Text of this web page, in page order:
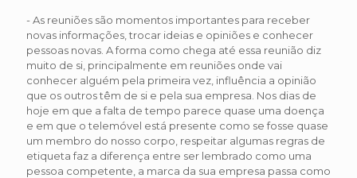
- As reuniões são momentos importantes para receber
novas informações, trocar ideias e opiniões e conhecer
pessoas novas. A forma como chega até essa reunião diz
muito de si, principalmente em reuniões onde vai
conhecer alguém pela primeira vez, influência a opinião
que os outros têm de si e pela sua empresa. Nos dias de
hoje em que a falta de tempo parece quase uma doença
e em que o telemóvel está presente como se fosse quase
um membro do nosso corpo, respeitar algumas regras de
etiqueta faz a diferença entre ser lembrado como uma
pessoa competente, a marca da sua empresa passa como